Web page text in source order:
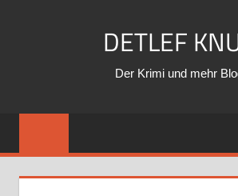
DETLEF
Der Krimi und mehr